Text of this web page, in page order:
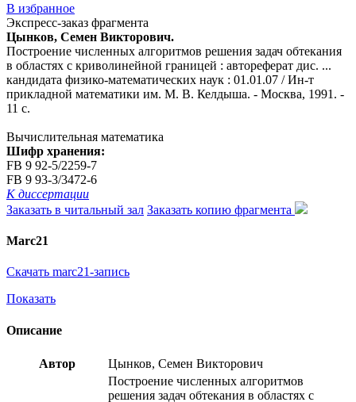
В избранное
Экспресс-заказ фрагмента
Цынков, Семен Викторович.
Построение численных алгоритмов решения задач обтекания
в областях с криволинейной границей : автореферат дис. ...
кандидата физико-математических наук : 01.01.07 / Ин-т
прикладной математики им. М. В. Келдыша. - Москва, 1991. -
11 с.
Вычислительная математика
Шифр хранения:
FB 9 92-5/2259-7
FB 9 93-3/3472-6
К диссертации
Заказать в читальный зал Заказать копию фрагмента
Marc21
Скачать marc21-запись
Показать
Описание
Автор Цынков, Семен Викторович
Построение численных алгоритмов
решения задач обтекания в областях с